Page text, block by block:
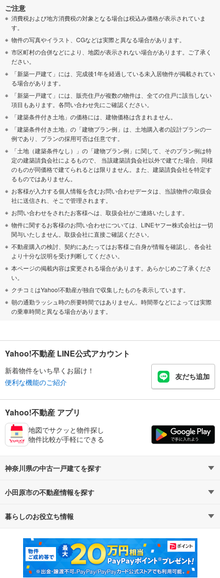
ご注意
消費税および地方消費税の対象となる場合は税込み価格が表示されていま
す。
物件の写真やイラスト、CGなどは実際と異なる場合があります。
市区町村の合併などにより、地図が表示されない場合があります。ご了承く
ださい。
「新築一戸建て」には、完成後1年を経過している未入居物件が掲載されてい
る場合があります。
「新築一戸建て」には、販売住戸が複数の物件は、全ての住戸に該当しない
項目もあります。各問い合わせ先にご確認ください。
「建築条件付き土地」の価格には、建物価格は含まれません。
「建築条件付き土地」の「建物プラン例」は、土地購入者の設計プランの一
例であり、プランの採用可否は任意です。
「土地（建築条件なし）」の「建物プラン例」に関して、そのプラン例は特
定の建築請負会社によるもので、 当該建築請負会社以外で建てた場合、同様
のものが同価格で建てられるとは限りません。また、建築請負会社を特定す
るものではありません。
お客様が入力する個人情報を含むお問い合わせデータは、当該物件の取扱会
社に送信され、そこで管理されます。
お問い合わせをされたお客様へは、取扱会社がご連絡いたします。
物件に関するお客様のお問い合わせについては、LINEヤフー株式会社は一切
関与いたしません。取扱会社に直接ご確認ください。
不動産購入の検討、契約にあたってはお客様ご自身が情報を確認し、各会社
より十分な説明を受け判断してください。
本ページの掲載内容は変更される場合があります。あらかじめご了承くださ
い。
クチコミはYahoo!不動産が独自で収集したものを表示しています。
朝の通勤ラッシュ時の所要時間ではありません。時間帯などによっては実際
の乗車時間と異なる場合があります。
Yahoo!不動産 LINE公式アカウント
新着物件をいち早くお届け！
便利な機能のご紹介
友だち追加
Yahoo!不動産 アプリ
地図でサクッと物件探し
物件比較が手軽にできる
神奈川県の中古一戸建てを探す
路線・駅から探す
通勤・通学時間から探す
小田原市の不動産情報を探す
不動産・住宅
新築マンション 中古マンション
新築一戸建て 中古一戸建て
暮らしのお役立ち情報
マンションカタログ 教えて！住まいの先生